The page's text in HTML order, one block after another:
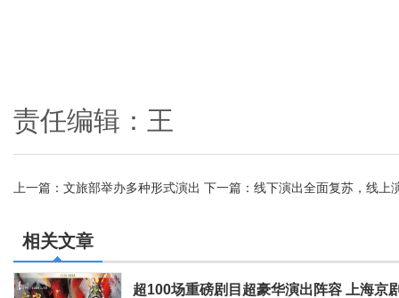
责任编辑：王
上一篇： 文旅部举办多种形式演出 下一篇： 线下演出全面复苏，线上
相关文章
超100场重磅剧目超豪华演出阵容 上海京